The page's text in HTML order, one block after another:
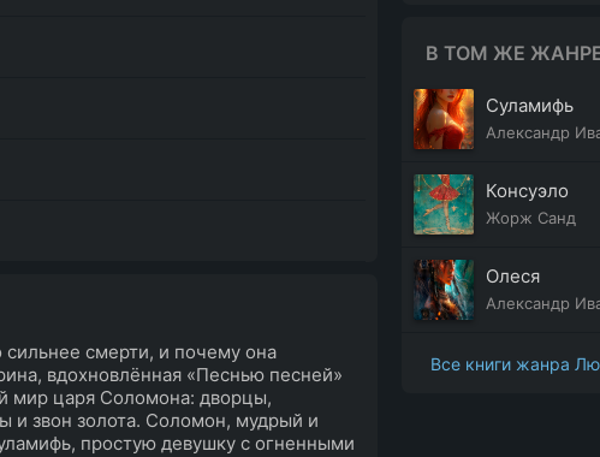
сильнее смерти, и почему она
вдохновлённая «Песнью песней»
мир царя Соломона: дворцы,
и звон золота. Соломон, мудрый и
простую девушку с огненными
В ТОМ ЖЕ
Суламифь
Александр
Консуэло
Жорж Санд
Олеся
Александр
Все книги жанра